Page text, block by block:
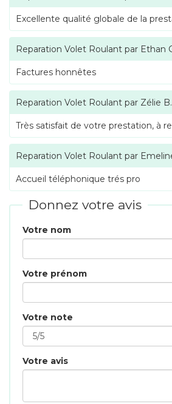
Excellente qualité globale de la
Reparation Volet Roulant par Ethan
Factures honnêtes
Reparation Volet Roulant par Zélie B.
Très satisfait de votre prestation, à
Reparation Volet Roulant par
Accueil téléphonique trés pro
Donnez votre avis
Votre nom
Votre prénom
Votre note
Votre avis